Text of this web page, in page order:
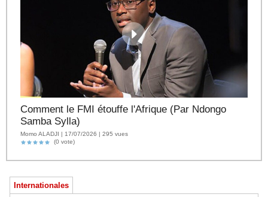
Comment le FMI étouffe l'Afrique (Par Ndongo
Samba Sylla)
Momo ALADJI | 17/07/2026 | 295 vues
(0 vote)
Internationales